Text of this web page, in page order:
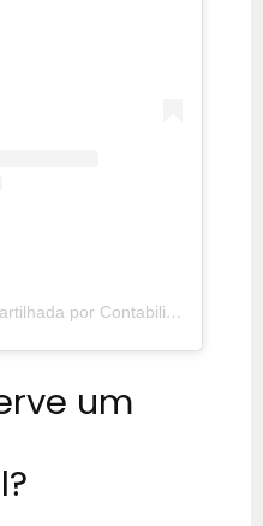
Uma publicação compartilhada por Contabilidade para Lucro Real (@fasgroupoficial)
um